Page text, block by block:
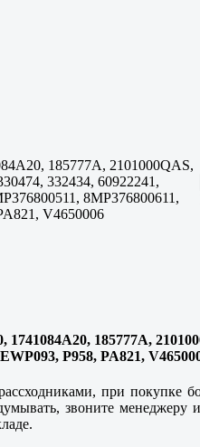
185777A, 2101000QAS,
332434, 60922241,
8MP376800611,
V4650006
185777A,
P958, PA821,
при покупке
звоните менеджеру